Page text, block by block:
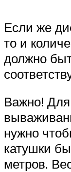
Если же
то и
должно
Важно!
нужно
катушки
метров.